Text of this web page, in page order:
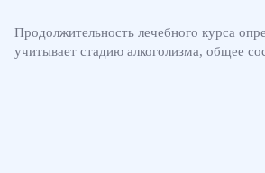
Продолжительность лечебного курса
учитывает стадию алкоголизма, общее